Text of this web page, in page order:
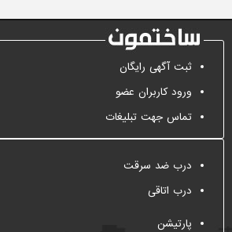
ثبت آگهی رایگان
ورود کاربران عضو
تماس جهت تبلیغات
درب ضد سرقت
درب اتاقی
پارتیشن